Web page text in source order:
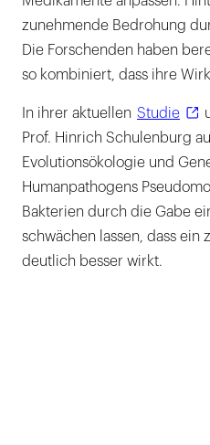
zunehmende Bedrohung
Die Forschenden haben
so kombiniert, dass ihre
In ihrer aktuellen Studie
Prof. Hinrich Schulenburg
Evolutionsökologie und
Humanpathogens
Bakterien durch die Gabe
schwächen lassen, dass ein
deutlich besser wirkt.